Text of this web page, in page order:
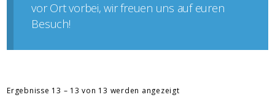
vor Ort vorbei, wir freuen uns auf euren
Besuch!
Ergebnisse 13 – 13 von 13 werden angezeigt